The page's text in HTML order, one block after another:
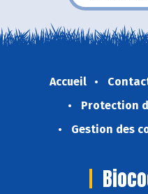
Accueil
Protection
Gestion des